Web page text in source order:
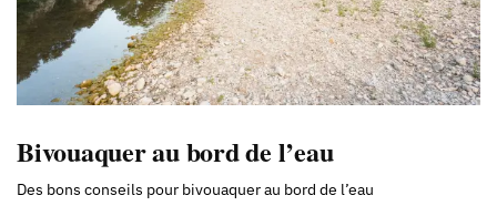
Bivouaquer au bord de l’eau
Des bons conseils pour bivouaquer au bord de l’eau